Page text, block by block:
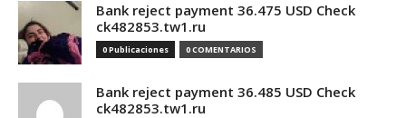
Bank reject payment 36.475 USD Check
ck482853.tw1.ru
0 Publicaciones 0 COMENTARIOS
Bank reject payment 36.485 USD Check
ck482853.tw1.ru